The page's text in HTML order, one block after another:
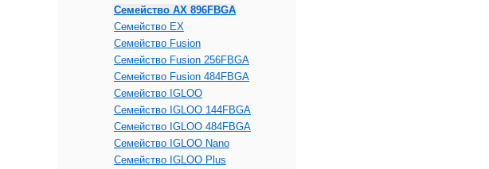
Семейство AX 896FBGA
Семейство EX
Семейство Fusion
Семейство Fusion 256FBGA
Семейство Fusion 484FBGA
Семейство IGLOO
Семейство IGLOO 144FBGA
Семейство IGLOO 484FBGA
Семейство IGLOO Nano
Семейство IGLOO Plus